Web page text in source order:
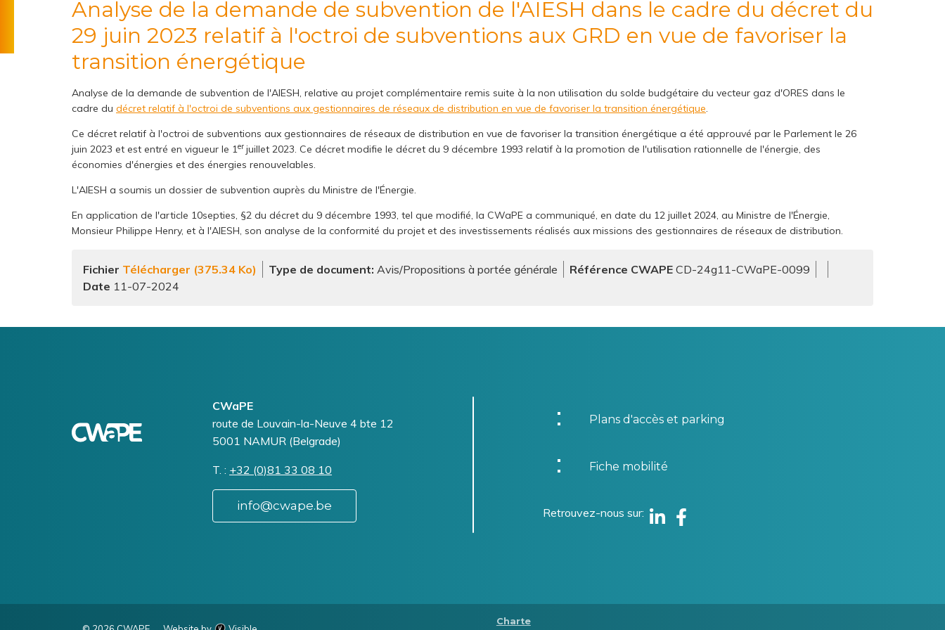
question
l'énergie
de
here
Analyse de la demande de subvention de l'AIESH dans le cadre du décret du
29 juin 2023 relatif à l'octroi de subventions aux GRD en vue de favoriser la
transition énergétique
Analyse de la demande de subvention de l'AIESH, relative au projet complémentaire remis suite à la non utilisation du solde budgétaire du vecteur gaz d'ORES dans le
cadre du décret relatif à l'octroi de subventions aux gestionnaires de réseaux de distribution en vue de favoriser la transition énergétique.
Ce décret relatif à l'octroi de subventions aux gestionnaires de réseaux de distribution en vue de favoriser la transition énergétique a été approuvé par le Parlement le 26
juin 2023 et est entré en vigueur le 1er juillet 2023. Ce décret modifie le décret du 9 décembre 1993 relatif à la promotion de l'utilisation rationnelle de l'énergie, des
économies d'énergies et des énergies renouvelables.
L'AIESH a soumis un dossier de subvention auprès du Ministre de l'Énergie.
En application de l'article 10septies, §2 du décret du 9 décembre 1993, tel que modifié, la CWaPE a communiqué, en date du 12 juillet 2024, au Ministre de l'Énergie,
Monsieur Philippe Henry, et à l'AIESH, son analyse de la conformité du projet et des investissements réalisés aux missions des gestionnaires de réseaux de distribution.
Fichier Télécharger (375.34 Ko) Type de document Avis/Propositions à portée générale Référence CWAPE CD-24g11-CWaPE-0099
11-07-2024
CWaPE
Addresse
route de Louvain-la-Neuve 4 bte 12
5001 NAMUR (Belgrade)
T. Téléphone
+32 (0)81 33 08 10
info@cwape.be
Plans d'accès et parking
Fiche mobilité
Retrouvez-nous sur
Linkedin
Facebook
Charte